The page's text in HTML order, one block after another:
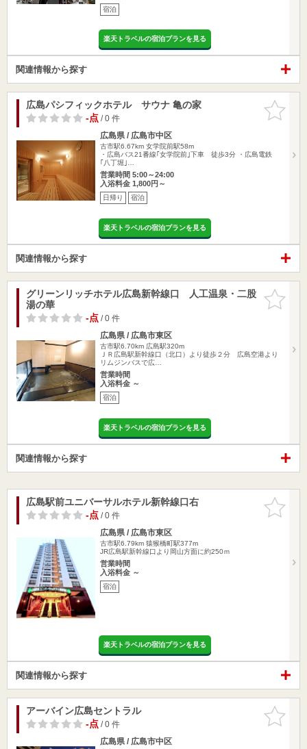
宿泊
楽天トラベルの宿泊プランを見る
関連情報から探す
お気に入
りに追加
広島パシフィックホテル サウナ 亀の家
-点/ 0 件
広島県 / 広島市中区
古市駅6.67km 女学院前駅58m
・広島バス21番線｢女学院前｣下車 徒歩3分 ・広島電鉄
｢八丁堀｣…
営業時間 5:00～24:00
入浴料金 1,800円～
日帰り 宿泊
楽天トラベルの宿泊プランを見る
関連情報から探す
お気に入
りに追加
グリーンリッチホテル広島新幹線口 人工温泉・二股
湯の華
-点/ 0 件
広島県 / 広島市東区
古市駅6.70km 広島駅320m
ＪＲ広島駅新幹線口（北口）より徒歩２分 広島空港より
リムジンバスで広…
営業時間
入浴料金 ～
宿泊
楽天トラベルの宿泊プランを見る
関連情報から探す
お気に入
りに追加
広島駅前ユニバーサルホテル新幹線口右
-点/ 0 件
広島県 / 広島市東区
古市駅6.79km 猿猴橋町駅377m
JR広島駅新幹線口より岡山方面に約250ｍ
営業時間
入浴料金 ～
宿泊
楽天トラベルの宿泊プランを見る
関連情報から探す
お気に入
りに追加
アーバイン広島セントラル
-点/ 0 件
広島県 / 広島市中区